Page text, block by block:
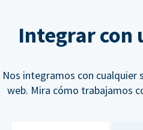
Integrar con
Nos integramos con
web. Mira cómo trabajamos